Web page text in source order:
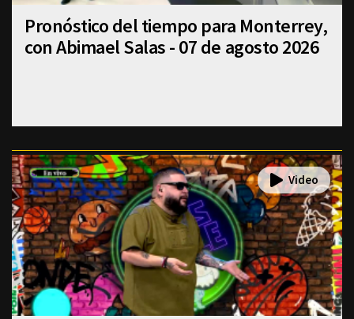
Pronóstico del tiempo para Monterrey,
con Abimael Salas - 07 de agosto 2026